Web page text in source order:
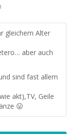
gleichem Alter
aber auch
sind fast allem
akt),TV, Geile
😛